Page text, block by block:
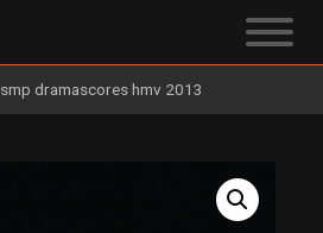
smp dramascores hmv 2013